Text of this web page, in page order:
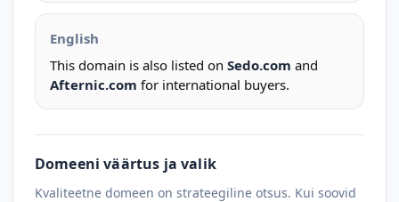
English
This domain is also listed on Sedo.com and
Afternic.com for international buyers.
Domeeni väärtus ja valik
Kvaliteetne domeen on strateegiline otsus. Kui soovid